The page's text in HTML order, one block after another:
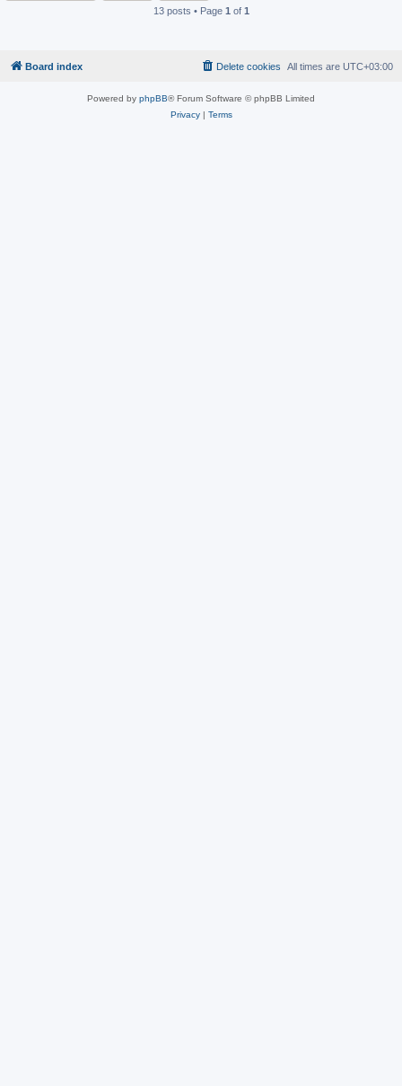
13 posts • Page 1 of 1
Board index All times are UTC+03:00
Delete cookies
Powered by phpBB® Forum Software © phpBB Limited
Privacy| Terms